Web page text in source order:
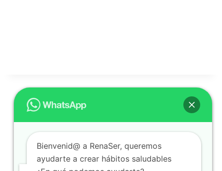
Bogotá D.C. | Sólo WhatsApp: 3217150294 |
Bienvenid@ a RenaSer, queremos
ayudarte a crear hábitos saludables